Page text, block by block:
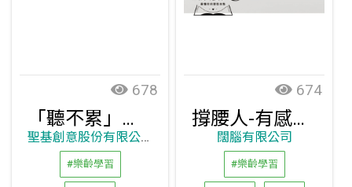
678
「聽不累」聽力擴增器 HL268
聖基創意股份有限公司
#樂齡學習
674
撐腰人-有感塑型坐墊
闊腦有限公司
#樂齡學習